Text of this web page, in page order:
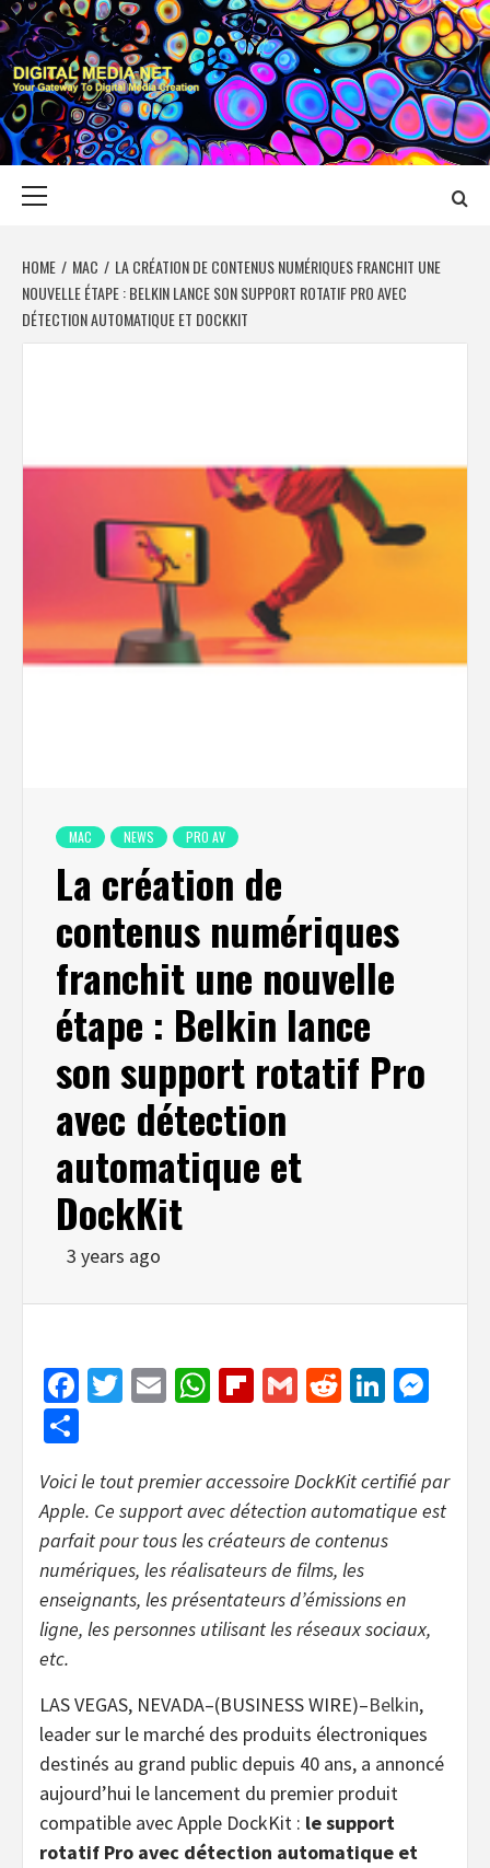
Skip
to
content
DIGITAL MEDIA
YOUR GATEWAY TO DIGITAL MEDIA CREATION
HOME MAC
LA CRÉATION DE CONTENUS NUMÉRIQUES FRANCHIT UNE
NOUVELLE ÉTAPE : BELKIN LANCE SON SUPPORT ROTATIF PRO AVEC
DÉTECTION AUTOMATIQUE ET DOCKKIT
MAC NEWS PRO AV
La création de
contenus numériques
franchit une nouvelle
étape : Belkin lance
son support rotatif Pro
avec détection
automatique et
DockKit
3 years ago
Facebook
Twitter
EmailWhatsApp
Flipboard
GmailReddit
Voici le tout premier accessoire DockKit certifié par
Apple. Ce support avec détection automatique est
parfait pour tous les créateurs de contenus
numériques, les réalisateurs de films, les
enseignants, les présentateurs d’émissions en
ligne, les personnes utilisant les réseaux sociaux,
etc.
LAS VEGAS, NEVADA–(BUSINESS WIRE)–Belkin,
leader sur le marché des produits électroniques
destinés au grand public depuis 40 ans, a annoncé
aujourd’hui le lancement du premier produit
compatible avec Apple DockKit : le support
rotatif Pro avec détection automatique et